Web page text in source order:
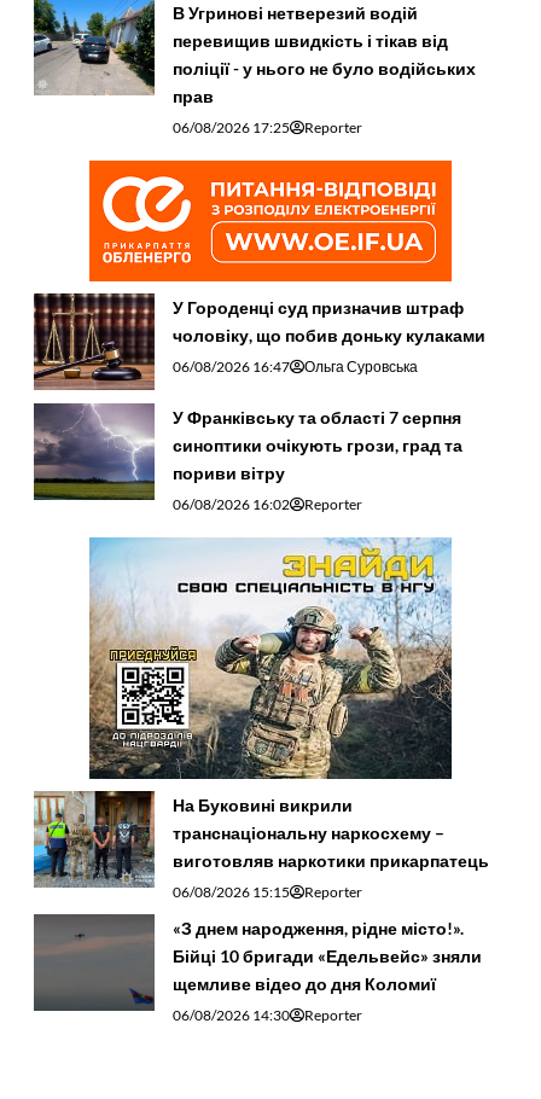
В Угринові нетверезий водій
перевищив швидкість і тікав від
поліції - у нього не було водійських
прав
06/08/2026 17:25 Reporter
У Городенці суд призначив штраф
чоловіку, що побив доньку кулаками
06/08/2026 16:47 Ольга Суровська
У Франківську та області 7 серпня
синоптики очікують грози, град та
пориви вітру
06/08/2026 16:02 Reporter
На Буковині викрили
транснаціональну наркосхему –
виготовляв наркотики прикарпатець
06/08/2026 15:15 Reporter
«З днем народження, рідне місто!».
Бійці 10 бригади «Едельвейс» зняли
щемливе відео до дня Коломиї
06/08/2026 14:30 Reporter